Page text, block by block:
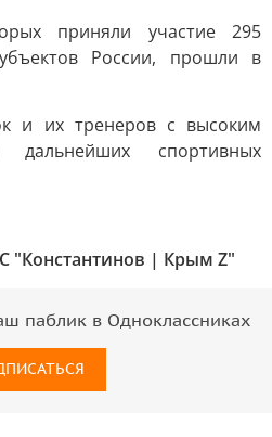
приняли участие 295
России, прошли в
и их тренеров с высоким
дальнейших спортивных
"Константинов | Крым Z"
паблик в Одноклассниках